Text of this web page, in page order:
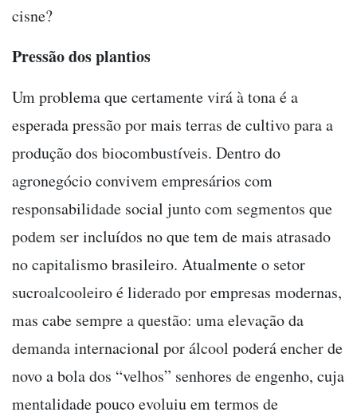
cisne?
Pressão dos plantios
Um problema que certamente virá à tona é a
esperada pressão por mais terras de cultivo para a
produção dos biocombustíveis. Dentro do
agronegócio convivem empresários com
responsabilidade social junto com segmentos que
podem ser incluídos no que tem de mais atrasado
no capitalismo brasileiro. Atualmente o setor
sucroalcooleiro é liderado por empresas modernas,
mas cabe sempre a questão: uma elevação da
demanda internacional por álcool poderá encher de
novo a bola dos “velhos” senhores de engenho, cuja
mentalidade pouco evoluiu em termos de